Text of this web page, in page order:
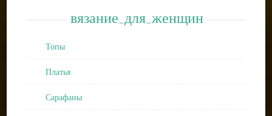
вязание_для_женщин
Топы
Платья
Сарафаны